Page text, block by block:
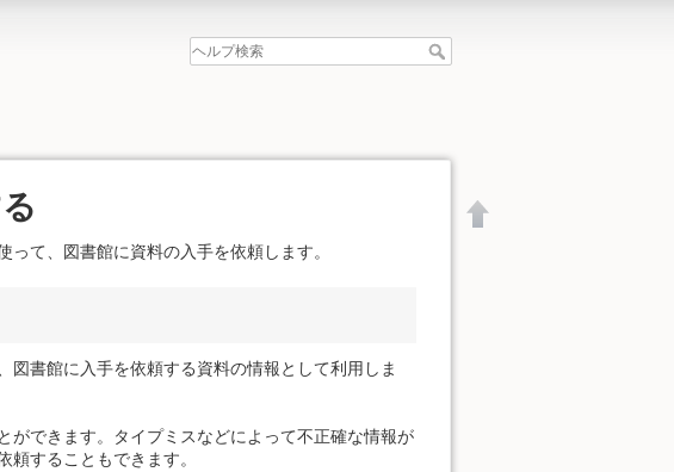
て、図書館に資料の入手を依頼します。
書館に入手を依頼する資料の情報として利用しま
ができます。タイプミスなどによって不正確な情報が
することもできます。